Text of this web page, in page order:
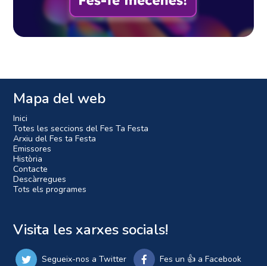
Mapa del web
Inici
Totes les seccions del Fes Ta Festa
Arxiu del Fes ta Festa
Emissores
Història
Contacte
Descàrregues
Tots els programes
Visita les xarxes socials!
Segueix-nos a Twitter Fes un 👍 a Facebook